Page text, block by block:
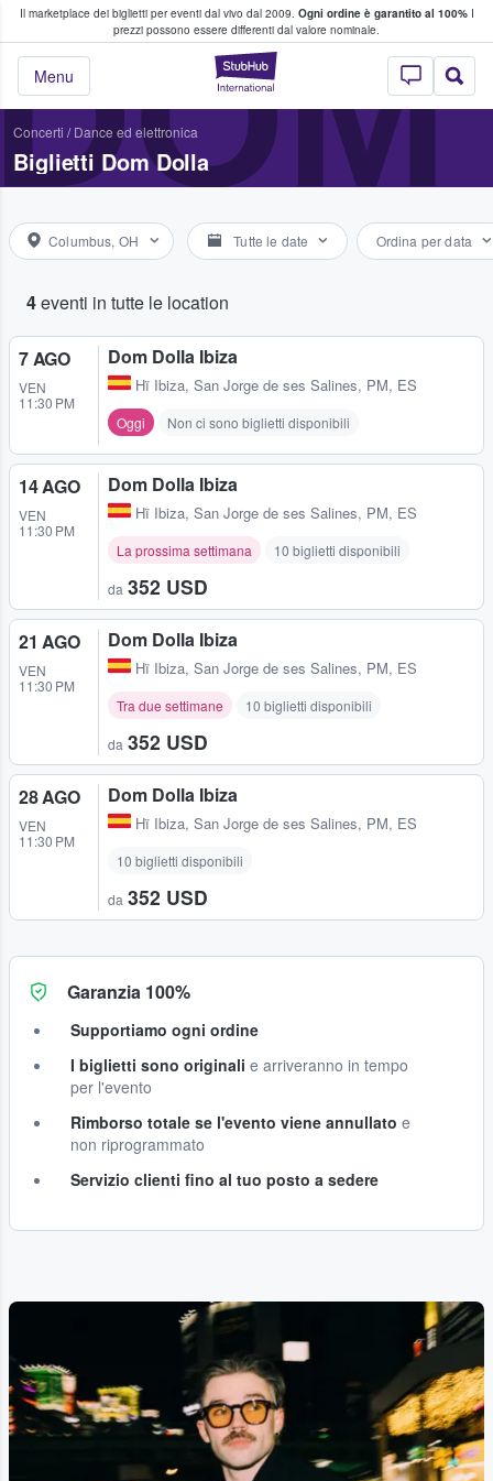
Il marketplace dei biglietti per eventi dal vivo dal 2009. Ogni ordine è garantito al 100%I
prezzi possono essere differenti dal valore nominale.
StubHub - Dove
Menu
fan comprano e vendono biglietti
Concerti / Dance ed elettronica
Biglietti Dom Dolla
Columbus, OH Tutte le date Ordina per data
4eventi in tutte le location
7 AGO
VEN
11:30 PM
Dom Dolla Ibiza
Hï Ibiza, San Jorge de ses Salines, PM, ES
Oggi Non ci sono biglietti disponibili
14 AGO
VEN
11:30 PM
Dom Dolla Ibiza
Hï Ibiza, San Jorge de ses Salines, PM, ES
La prossima settimana 10 biglietti disponibili
da 352 USD
21 AGO
VEN
11:30 PM
Dom Dolla Ibiza
Hï Ibiza, San Jorge de ses Salines, PM, ES
Tra due settimane 10 biglietti disponibili
da 352 USD
28 AGO
VEN
11:30 PM
Dom Dolla Ibiza
Hï Ibiza, San Jorge de ses Salines, PM, ES
10 biglietti disponibili
da 352 USD
Garanzia 100%
Supportiamo ogni ordine
I biglietti sono originali e arriveranno in tempo
per l'evento
Rimborso totale se l'evento viene annullato e
non riprogrammato
Servizio clienti fino al tuo posto a sedere